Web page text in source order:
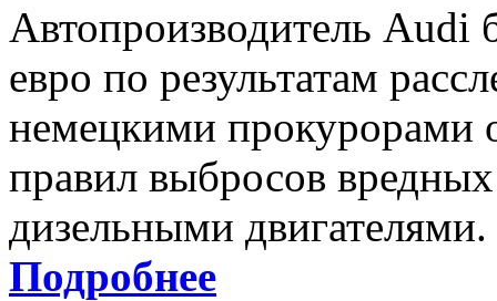
Автопроизводитель
евро по результатам
немецкими прокурорами
правил выбросов
дизельными двигателями.
Подробнее